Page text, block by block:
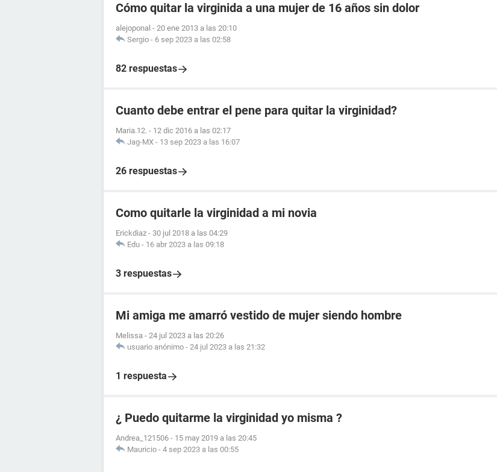
Cómo quitar la virginida a una mujer de 16 años sin dolor
alejoponal - 20 ene 2013 a las 20:10
Sergio - 6 sep 2023 a las 02:58
82 respuestas
Cuanto debe entrar el pene para quitar la virginidad?
Maria.12. - 12 dic 2016 a las 02:17
Jag-MX - 13 sep 2023 a las 16:07
26 respuestas
Como quitarle la virginidad a mi novia
Erickdiaz - 30 jul 2018 a las 04:29
Edu - 16 abr 2023 a las 09:18
3 respuestas
Mi amiga me amarró vestido de mujer siendo hombre
Melissa - 24 jul 2023 a las 20:26
usuario anónimo - 24 jul 2023 a las 21:32
1 respuesta
¿ Puedo quitarme la virginidad yo misma ?
Andrea_121506 - 15 may 2019 a las 20:45
Mauricio - 4 sep 2023 a las 00:55